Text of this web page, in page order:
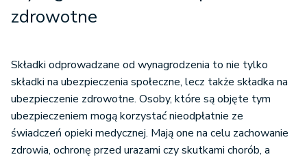
zdrowotne
Składki odprowadzane od wynagrodzenia to nie tylko
składki na ubezpieczenia społeczne, lecz także składka na
ubezpieczenie zdrowotne. Osoby, które są objęte tym
ubezpieczeniem mogą korzystać nieodpłatnie ze
świadczeń opieki medycznej. Mają one na celu zachowanie
zdrowia, ochronę przed urazami czy skutkami chorób, a